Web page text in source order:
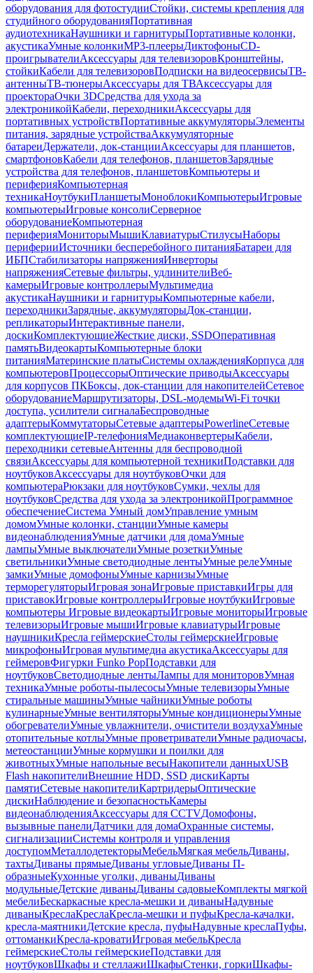
оборудования для фотостудииСтойки, системы крепления для
студийного оборудованияПортативная
аудиотехникаНаушники и гарнитурыПортативные колонки,
акустикаУмные колонкиMP3-плеерыДиктофоныCD-
проигрывателиАксессуары для телевизоровКронштейны,
стойкиКабели для телевизоровПодписки на видеосервисыТВ-
антенныТВ-тюнерыАксессуары для ТВАксессуары для
проектораОчки 3DСредства для ухода за
электроникойКабели, переходникиАксессуары для
портативных устройствПортативные аккумуляторыЭлементы
питания, зарядные устройстваАккумуляторные
батареиДержатели, док-станцииАксессуары для планшетов,
смартфоновКабели для телефонов, планшетовЗарядные
устройства для телефонов, планшетовКомпьютеры и
периферияКомпьютерная
техникаНоутбукиПланшетыМоноблокиКомпьютерыИгровые
компьютерыИгровые консолиСерверное
оборудованиеКомпьютерная
периферияМониторыМышиКлавиатурыСтилусыНаборы
периферииИсточники бесперебойного питанияБатареи для
ИБПСтабилизаторы напряженияИнверторы
напряженияСетевые фильтры, удлинителиВеб-
камерыИгровые контроллерыМультимедиа
акустикаНаушники и гарнитурыКомпьютерные кабели,
переходникиЗарядные, аккумуляторыДок-станции,
репликаторыИнтерактивные панели,
доскиКомплектующиеЖесткие диски, SSDОперативная
памятьВидеокартыКомпьютерные блоки
питанияМатеринские платыСистемы охлажденияКорпуса для
компьютеровПроцессорыОптические приводыАксессуары
для корпусов ПКБоксы, док-станции для накопителейСетевое
оборудованиеМаршрутизаторы, DSL-модемыWi-Fi точки
доступа, усилители сигналаБеспроводные
адаптерыКоммутаторыСетевые адаптерыPowerlineСетевые
комплектующиеIP-телефонияМедиаконвертерыКабели,
переходники сетевыеАнтенны для беспроводной
связиАксессуары для компьютерной техникиПодставки для
ноутбуковАксессуары для ноутбуковОчки для
компьютераРюкзаки для ноутбуковСумки, чехлы для
ноутбуковСредства для ухода за электроникойПрограммное
обеспечениеСистема Умный домУправление умным
домомУмные колонки, станцииУмные камеры
видеонаблюденияУмные датчики для домаУмные
лампыУмные выключателиУмные розеткиУмные
светильникиУмные светодиодные лентыУмные релеУмные
замкиУмные домофоныУмные карнизыУмные
терморегуляторыИгровая зонаИгровые приставкиИгры для
приставокИгровые контроллерыИгровые ноутбукиИгровые
компьютеры Игровые видеокартыИгровые мониторыИгровые
телевизорыИгровые мышиИгровые клавиатурыИгровые
наушникиКресла геймерскиеСтолы геймерскиеИгровые
микрофоныИгровая мультимедиа акустикаАксессуары для
геймеровФигурки Funko PopПодставки для
ноутбуковСветодиодные лентыЛампы для мониторовУмная
техникаУмные роботы-пылесосыУмные телевизорыУмные
стиральные машиныУмные чайникиУмные роботы
кулинарныеУмные вентиляторыУмные кондиционерыУмные
обогревателиУмные увлажнители, очистители воздухаУмные
отопительные котлыУмные проветривателиУмные радиочасы,
метеостанцииУмные кормушки и поилки для
животныхУмные напольные весыНакопители данныхUSB
Flash накопителиВнешние HDD, SSD дискиКарты
памятиСетевые накопителиКартридерыОптические
дискиНаблюдение и безопасностьКамеры
видеонаблюденияАксессуары для CCTVДомофоны,
вызывные панелиДатчики для домаОхранные системы,
сигнализацииСистемы контроля и управления
доступомМеталлодетекторыМебельМягкая мебельДиваны,
тахтыДиваны прямыеДиваны угловыеДиваны П-
образныеКухонные уголки, диваныДиваны
модульныеДетские диваныДиваны садовыеКомплекты мягкой
мебелиБескаркасные кресла-мешки и диваныНадувные
диваныКреслаКреслаКресла-мешки и пуфыКресла-качалки,
кресла-маятникиДетские кресла, пуфыНадувные креслаПуфы,
оттоманкиКресла-кроватиИгровая мебельКресла
геймерскиеСтолы геймерскиеПодставки для
ноутбуковШкафы и стеллажиШкафыСтенки, горкиШкафы-